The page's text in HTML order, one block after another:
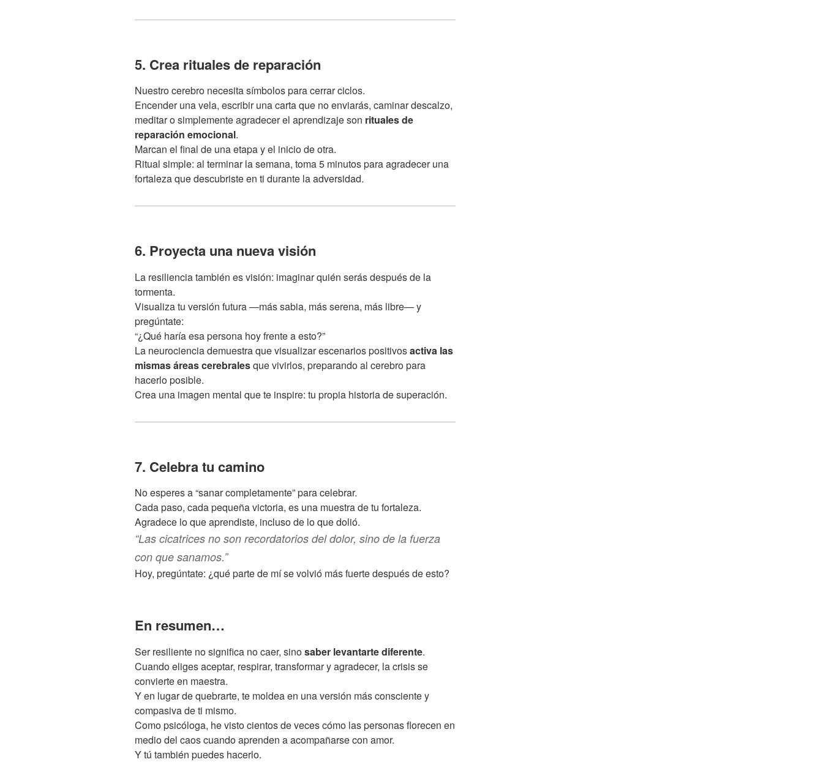
5. Crea rituales de reparación
Nuestro cerebro necesita símbolos para cerrar ciclos.
Encender una vela, escribir una carta que no enviarás, caminar descalzo,
meditar o simplemente agradecer el aprendizaje son rituales de
reparación emocional.
Marcan el final de una etapa y el inicio de otra.
Ritual simple: al terminar la semana, toma 5 minutos para agradecer una
fortaleza que descubriste en ti durante la adversidad.
6. Proyecta una nueva visión
La resiliencia también es visión: imaginar quién serás después de la
tormenta.
Visualiza tu versión futura —más sabia, más serena, más libre— y
pregúntate:
“¿Qué haría esa persona hoy frente a esto?”
La neurociencia demuestra que visualizar escenarios positivosactiva las
mismas áreas cerebralesque vivirlos, preparando al cerebro para
hacerlo posible.
Crea una imagen mental que te inspire: tu propia historia de superación.
7. Celebra tu camino
No esperes a “sanar completamente” para celebrar.
Cada paso, cada pequeña victoria, es una muestra de tu fortaleza.
Agradece lo que aprendiste, incluso de lo que dolió.
“Las cicatrices no son recordatorios del dolor, sino de la fuerza
con que sanamos.”
Hoy, pregúntate: ¿qué parte de mí se volvió más fuerte después de esto?
En resumen…
Ser resiliente no significa no caer, sinosaber levantarte diferente.
Cuando eliges aceptar, respirar, transformar y agradecer, la crisis se
convierte en maestra.
Y en lugar de quebrarte, te moldea en una versión más consciente y
compasiva de ti mismo.
Como psicóloga, he visto cientos de veces cómo las personas florecen en
medio del caos cuando aprenden a acompañarse con amor.
Y tú también puedes hacerlo.